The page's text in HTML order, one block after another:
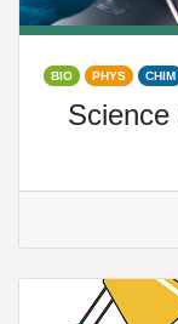
BIO PHYS CHIM